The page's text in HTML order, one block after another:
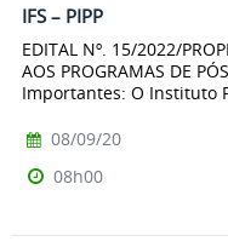
IFS – PIPP
EDITAL Nº. 15/2022/
AOS PROGRAMAS DE
Importantes: O Instituto
08/09/20
08h00